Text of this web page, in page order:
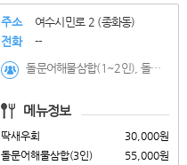
주소
여수시민로 2 (종화동)
전화
--
돌문어해물삼합(1~2인), 돌문어해물삼합(3인), 딱새우회, 서대회무침, 소라숙회, 꽃게탕, 연포탕, 새우버터구이, 전복버터구이, 모듬해물, 생선구이, 산낙지볶음, 낙지호롱이, 낙지탕탕이
메뉴정보
딱새우회
30,000원
돌문어해물삼합(3인)
55,000원